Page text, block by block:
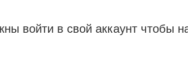
войти в свой аккаунт чтобы